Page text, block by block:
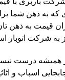
که به ذهن شما
قیمت به ذهن
به شرکت اتوبار
همیشه درست
اسباب و